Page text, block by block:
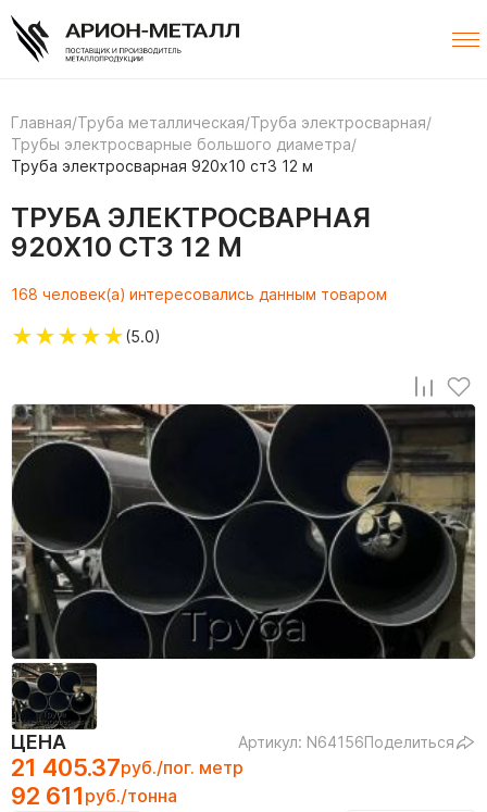
Главная/Труба металлическая/Труба электросварная/
Трубы электросварные большого диаметра/
Труба электросварная 920х10 ст3 12 м
ТРУБА ЭЛЕКТРОСВАРНАЯ
920Х10 СТ3 12 М
168 человек(а) интересовались данным товаром
★★★★★(5.0)
ЦЕНА Артикул: N64156Поделиться
21 405.37руб./пог. метр
92 611 руб./тонна